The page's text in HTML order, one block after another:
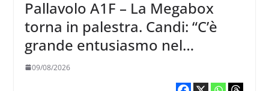
Pallavolo A1F – La Megabox
torna in palestra. Candi: “C’è
grande entusiasmo nel
ricominciare”
09/08/2026